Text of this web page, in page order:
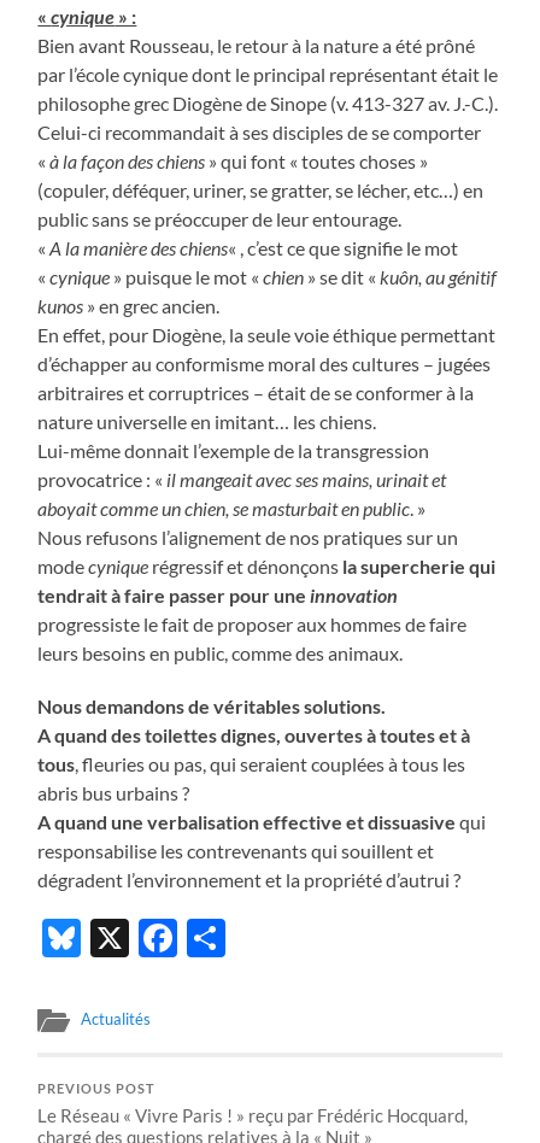
«cynique » :
Bien avant Rousseau, le retour à la nature a été prôné
par l’école cynique dont le principal représentant était le
philosophe grec Diogène de Sinope (v. 413-327 av. J.-C.).
Celui-ci recommandait à ses disciples de se comporter
«à la façon des chiens » qui font « toutes choses »
(copuler, déféquer, uriner, se gratter, se lécher, etc…) en
public sans se préoccuper de leur entourage.
«A la manière des chiens« , c’est ce que signifie le mot
«cynique » puisque le mot «chien » se dit «kuôn, au génitif
kunos » en grec ancien.
En effet, pour Diogène, la seule voie éthique permettant
d’échapper au conformisme moral des cultures – jugées
arbitraires et corruptrices – était de se conformer à la
nature universelle en imitant… les chiens.
Lui-même donnait l’exemple de la transgression
provocatrice : « il mangeait avec ses mains, urinait et
aboyait comme un chien, se masturbait en public. »
Nous refusons l’alignement de nos pratiques sur un
modecynique régressif et dénonçons la supercherie qui
tendrait à faire passer pour uneinnovation
progressiste le fait de proposer aux hommes de faire
leurs besoins en public, comme des animaux.
Nous demandons de véritables solutions.
A quand des toilettes dignes, ouvertes à toutes et à
tous, fleuries ou pas, qui seraient couplées à tous les
abris bus urbains ?
A quand une verbalisation effective et dissuasive qui
responsabilise les contrevenants qui souillent et
dégradent l’environnement et la propriété d’autrui ?
Bluesky
X Facebook
Actualités
PREVIOUS POST
Le Réseau « Vivre Paris ! » reçu par Frédéric Hocquard,
chargé des questions relatives à la « Nuit »